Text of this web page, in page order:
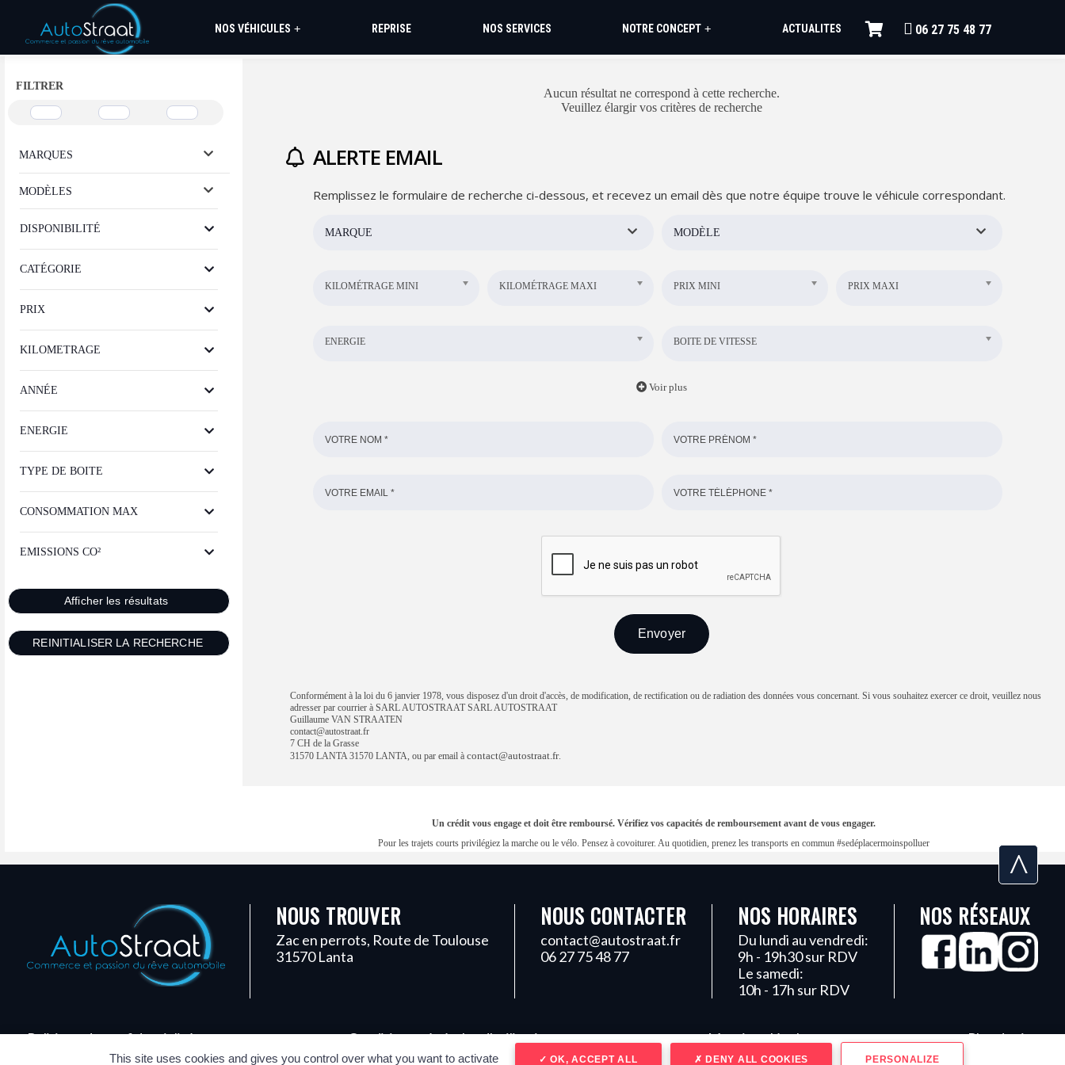
+
NOS VÉHICULES REPRISE NOS SERVICES +
NOTRE CONCEPT ACTUALITES 06 27 75 48 77
FILTRER
MARQUES
MODÈLES
DISPONIBILITÉ
CATÉGORIE
PRIX
KILOMETRAGE
ANNÉE
ENERGIE
TYPE DE BOITE
CONSOMMATION MAX
EMISSIONS CO²
Aucun résultat ne correspond à cette recherche.
Veuillez élargir vos critères de recherche
ALERTE EMAIL
Remplissez le formulaire de recherche ci-dessous, et recevez un email dès que notre équipe trouve le véhicule correspondant.
MARQUE MODÈLE
KILOMÉTRAGE MINI KILOMÉTRAGE MAXI PRIX MINI PRIX MAXI
ENERGIE BOITE DE VITESSE
Voir plus
Conformément à la loi du 6 janvier 1978, vous disposez d'un droit d'accès, de modification, de rectification ou de radiation des données vous concernant. Si vous souhaitez exercer ce droit, veuillez nous
adresser par courrier à SARL AUTOSTRAAT SARL AUTOSTRAAT
Guillaume VAN STRAATEN
contact@autostraat.fr
7 CH de la Grasse
31570 LANTA 31570 LANTA, ou par email à contact@autostraat.fr.
Un crédit vous engage et doit être remboursé. Vérifiez vos capacités de remboursement avant de vous engager.
Pour les trajets courts privilégiez la marche ou le vélo. Pensez à covoiturer. Au quotidien, prenez les transports en commun #sedéplacermoinspolluer
^
NOUS TROUVER
Zac en perrots, Route de Toulouse
31570 Lanta
NOUS CONTACTER
contact@autostraat.fr
06 27 75 48 77
NOS HORAIRES
Du lundi au vendredi:
9h - 19h30 sur RDV
Le samedi:
10h - 17h sur RDV
NOS RÉSEAUX
Politique de confidentialité Conditions générales d'utilisation Mentions légales Plan du site
This site uses cookies and gives you control over what you want to activate OK, ACCEPT ALL DENY ALL COOKIES PERSONALIZE